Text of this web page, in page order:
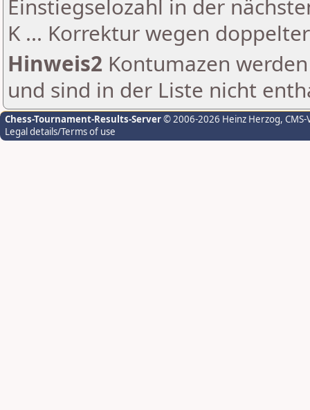
Einstiegselozahl in der
K ... Korrektur wegen
Hinweis2 Kontumazen
und sind in der Liste nicht
Chess-Tournament-Results-Server© 2006-2026 Heinz Herzog,
Legal details/Terms of use